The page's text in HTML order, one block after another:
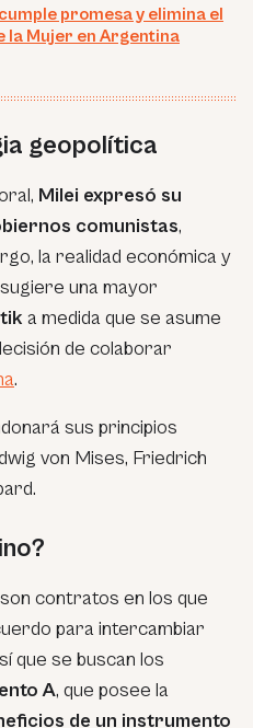
promesa y elimina el
la Mujer en Argentina
geopolítica
Milei expresó su
comunistas,
la realidad económica y
una mayor
a medida que se asume
de colaborar
.
sus principios
von Mises, Friedrich
contratos en los que
para intercambiar
que se buscan los
A, que posee la
de un instrumento